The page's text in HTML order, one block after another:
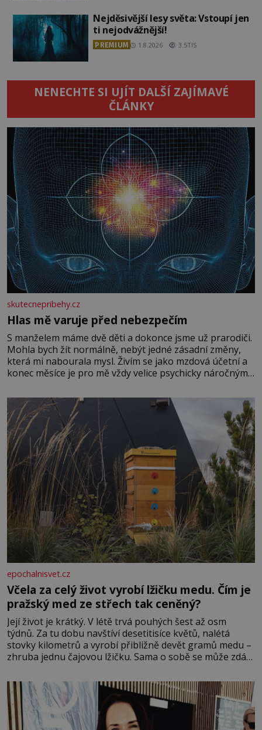
Nejděsivější lesy světa: Vstoupí jen
ti nejodvážnější!
PREMIUM 1.8.2026 3.5TIS
NENECHTE SI UJÍT DALŠÍ ZAJÍMAVÉ
ČLÁNKY
skutecnepribehy.cz
Hlas mě varuje před nebezpečím
S manželem máme dvě děti a dokonce jsme už prarodiči.
Mohla bych žít normálně, nebýt jedné zásadní změny,
která mi nabourala mysl. Živím se jako mzdová účetní a
konec měsíce je pro mě vždy velice psychicky náročným
dál častěji volá o pomoc, co se hlídání týče. Dalo by se
epochalnisvet.cz
Včela za celý život vyrobí lžičku medu. Čím je
pražský med ze střech tak ceněný?
Její život je krátký. V létě trvá pouhých šest až osm
týdnů. Za tu dobu navštíví desetitisíce květů, nalétá
stovky kilometrů a vyrobí přibližně devět gramů medu –
zhruba jednu čajovou lžičku. Sama o sobě se může zdát
tisíc příslušnic svého včelstva, vznikne jeden z
nejdokonalejších organismů